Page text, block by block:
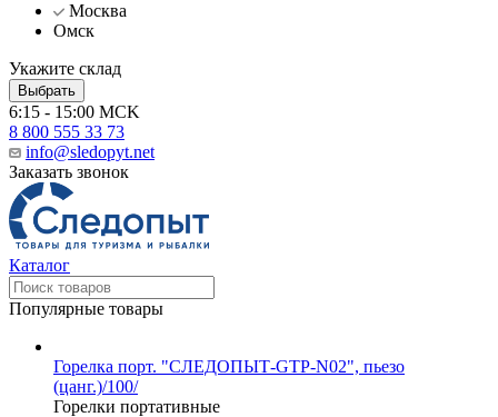
Москва
Омск
Укажите склад
Выбрать
6:15 - 15:00 MCK
8 800 555 33 73
info@sledopyt.net
Заказать звонок
Каталог
Популярные товары
Горелка порт. "СЛЕДОПЫТ-GTP-N02", пьезо
(цанг.)/100/
Горелки портативные